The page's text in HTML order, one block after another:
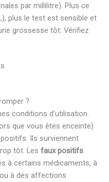
par millilitre). Plus ce
plus le test est sensible et
grossesse tôt. Vérifiez
?
conditions d’utilisation.
que vous êtes enceinte)
Ils surviennent
tôt. Les faux positifs
à certains médicaments, à
à des affections